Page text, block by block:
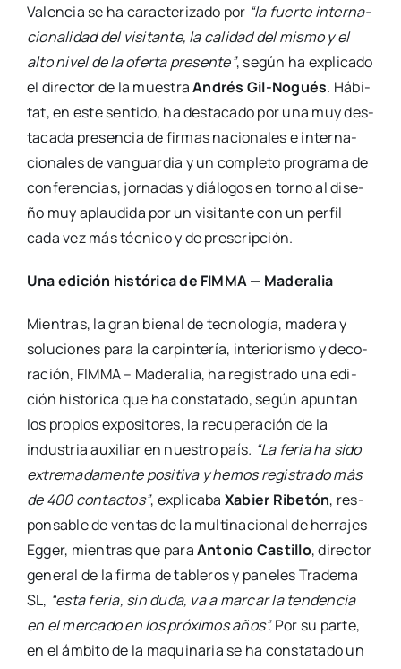
Valen­cia se ha carac­te­ri­za­do por “la fuer­te inter­na­
cio­na­li­dad del visi­tan­te, la cali­dad del mis­mo y el
alto nivel de la ofer­ta pre­sen­te”, según ha expli­ca­do
el direc­tor de la mues­traAndrés Gil-Nogués. Hábi­
tat, en este sen­ti­do, ha des­ta­ca­do por una muy des­
ta­ca­da pre­sen­cia de fir­mas nacio­na­les e inter­na­
cio­na­les de van­guar­dia y un com­ple­to pro­gra­ma de
con­fe­ren­cias, jor­na­das y diá­lo­gos en torno al dise­
ño muy aplau­di­da por un visi­tan­te con un per­fil
cada vez más téc­ni­co y de pres­crip­ción.
Una edi­ción his­tó­ri­ca de FIMMA — Made­ra­lia
Mien­tras, la gran bie­nal de tec­no­lo­gía, made­ra y
solu­cio­nes para la car­pin­te­ría, inte­rio­ris­mo y deco­
ra­ción, FIMMA – Made­ra­lia, ha regis­tra­do una edi­
ción his­tó­ri­ca que ha cons­ta­ta­do, según apun­tan
los pro­pios expo­si­to­res, la recu­pe­ra­ción de la
indus­tria auxi­liar en nues­tro país. “La feria ha sido
extre­ma­da­men­te posi­ti­va y hemos regis­tra­do más
de 400 con­tac­tos”, expli­ca­ba Xabier Ribe­tón, res­
pon­sa­ble de ven­tas de la mul­ti­na­cio­nal de herra­jes
Egger, mien­tras que paraAnto­nio Cas­ti­llo, direc­tor
gene­ral de la fir­ma de table­ros y pane­les Tra­de­ma
SL, “esta feria, sin duda, va a mar­car la ten­den­cia
en el mer­ca­do en los pró­xi­mos años”.Por su par­te,
en el ámbi­to de la maqui­na­ria se ha cons­ta­ta­do un